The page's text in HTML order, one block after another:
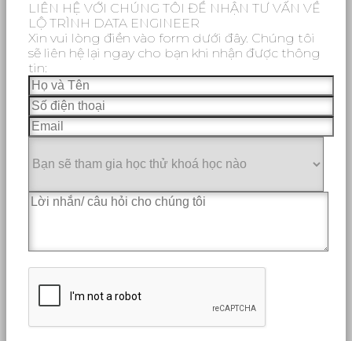
LIÊN HỆ VỚI CHÚNG TÔI ĐỂ NHẬN TƯ VẤN VỀ
LỘ TRÌNH DATA ENGINEER
Xin vui lòng điền vào form dưới đây. Chúng tôi
sẽ liên hệ lại ngay cho bạn khi nhận được thông
tin: